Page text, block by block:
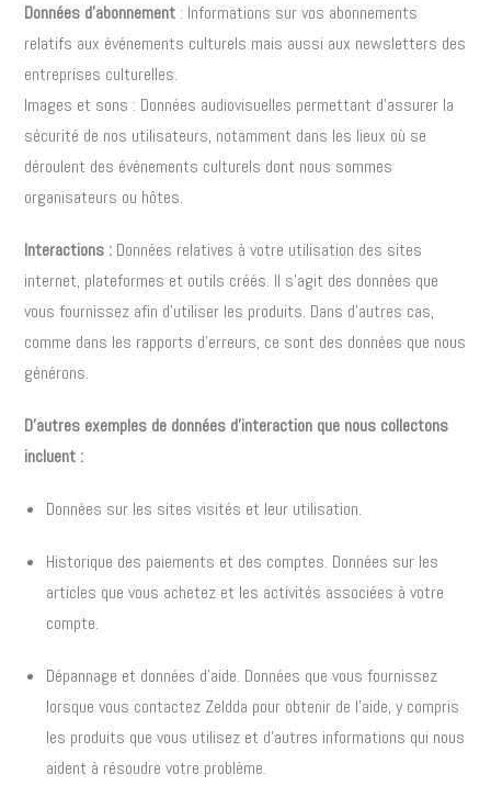
Données d’abonnement : Informations sur vos abonnements
relatifs aux événements culturels mais aussi aux newsletters des
entreprises culturelles.
Images et sons : Données audiovisuelles permettant d’assurer la
sécurité de nos utilisateurs, notamment dans les lieux où se
déroulent des événements culturels dont nous sommes
organisateurs ou hôtes.
Interactions : Données relatives à votre utilisation des sites
internet, plateformes et outils créés. Il s’agit des données que
vous fournissez afin d’utiliser les produits. Dans d’autres cas,
comme dans les rapports d’erreurs, ce sont des données que nous
générons.
D’autres exemples de données d’interaction que nous collectons
incluent :
Données sur les sites visités et leur utilisation.
Historique des paiements et des comptes. Données sur les
articles que vous achetez et les activités associées à votre
compte.
Dépannage et données d’aide. Données que vous fournissez
lorsque vous contactez Zeldda pour obtenir de l’aide, y compris
les produits que vous utilisez et d’autres informations qui nous
aident à résoudre votre problème.